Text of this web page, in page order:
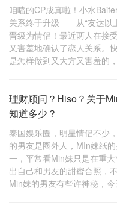
咱嗑的CP成真啦！小水
关系终于升级——从“友达以
晋级为情侣！最近两人在接
又害羞地确认了恋人关系。
是怎样做到又大方又害羞的
理财顾问？Hiso？关于
知道多少？
泰国娱乐圈，明星情侣不少
的男友是圈外人，MIn妹纸
一，平常看Min妹只是在重
出自己和男友的甜蜜合照，
Min妹的男友有些许神秘，